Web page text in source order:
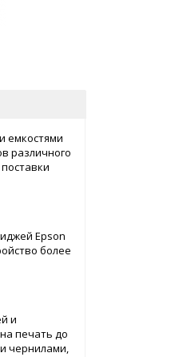
емкостями
различного
Epson
более
и
печать до
чернилами,